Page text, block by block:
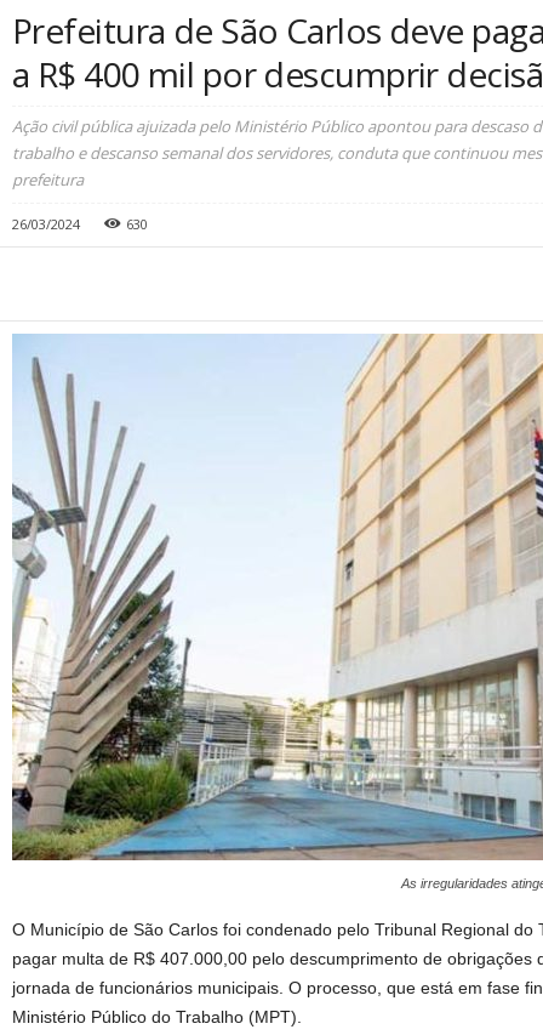
Prefeitura de São Carlos deve
a R$ 400 mil por descumprir
Ação civil pública ajuizada pelo Ministério Público apontou para descaso
trabalho e descanso semanal dos servidores, conduta que continuou
prefeitura
26/03/2024 630
As irregularidades
O Município de São Carlos foi condenado pelo Tribunal Regional do
pagar multa de R$ 407.000,00 pelo descumprimento de obrigações
jornada de funcionários municipais. O processo, que está em fase
Ministério Público do Trabalho (MPT).